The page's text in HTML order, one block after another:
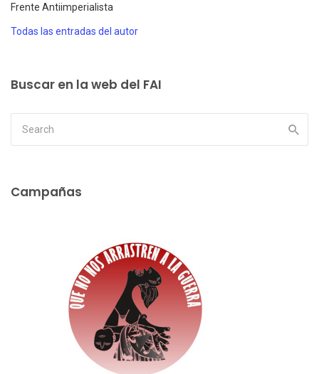
Frente Antiimperialista
Todas las entradas del autor
Buscar en la web del FAI
Campañas